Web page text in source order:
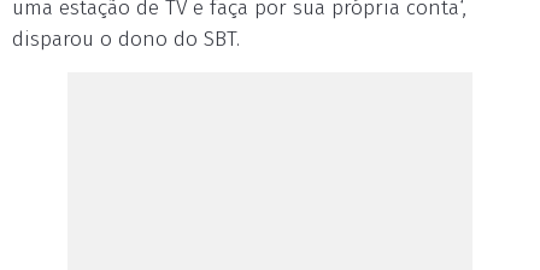
uma estação de TV e faça por sua própria conta‘,
disparou o dono do SBT.